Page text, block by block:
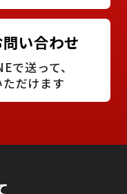
い合わせ
で送って、
だけます